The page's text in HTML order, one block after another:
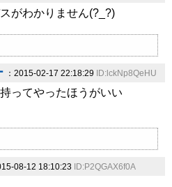
がわかりません(?_?)
：2015-02-17 22:18:29 ID:lckNp8QeHU
ってやったほうがいい
08-12 18:10:23 ID:P2QGAX6f0A